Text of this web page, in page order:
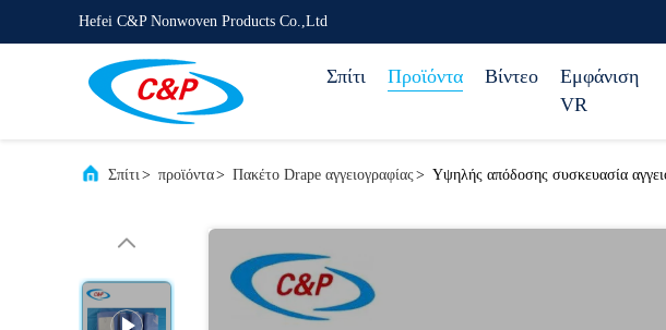
Hefei C&P Nonwoven Products Co.,Ltd
Σπίτι Προϊόντα Βίντεο
Εμφάνιση
VR
Σπίτι> προϊόντα> Πακέτο Drape αγγειογραφίας > Υψηλής απόδοσης συσκευασία